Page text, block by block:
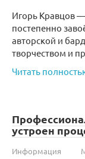
Игорь Кравцов —
постепенно
авторской и
творчеством и
Читать
устроен
Информация